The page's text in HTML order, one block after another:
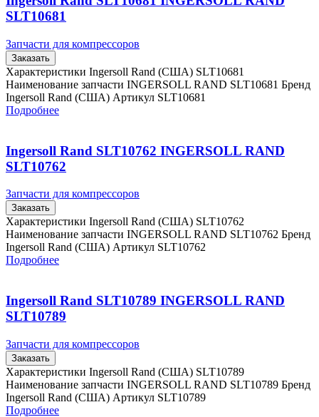
SLT10681
Запчасти для компрессоров
Заказать
Характеристики Ingersoll Rand (США) SLT10681
Наименование запчасти INGERSOLL RAND SLT10681 Бренд
Ingersoll Rand (США) Артикул SLT10681
Подробнее
Ingersoll Rand SLT10762 INGERSOLL RAND
SLT10762
Запчасти для компрессоров
Заказать
Характеристики Ingersoll Rand (США) SLT10762
Наименование запчасти INGERSOLL RAND SLT10762 Бренд
Ingersoll Rand (США) Артикул SLT10762
Подробнее
Ingersoll Rand SLT10789 INGERSOLL RAND
SLT10789
Запчасти для компрессоров
Заказать
Характеристики Ingersoll Rand (США) SLT10789
Наименование запчасти INGERSOLL RAND SLT10789 Бренд
Ingersoll Rand (США) Артикул SLT10789
Подробнее